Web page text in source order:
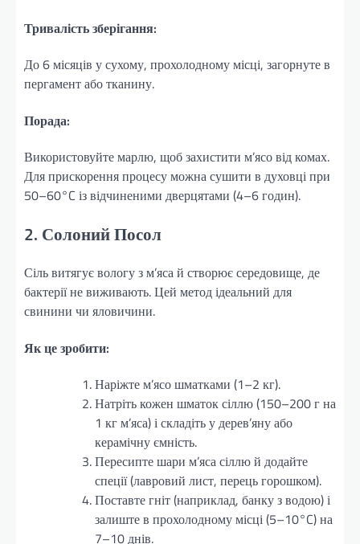
Тривалість зберігання:
До 6 місяців у сухому, прохолодному місці, загорнуте в
пергамент або тканину.
Порада:
Використовуйте марлю, щоб захистити м’ясо від комах.
Для прискорення процесу можна сушити в духовці при
50–60°C із відчиненими дверцятами (4–6 годин).
2. Солоний Посол
Сіль витягує вологу з м’яса й створює середовище, де
бактерії не виживають. Цей метод ідеальний для
свинини чи яловичини.
Як це зробити:
Наріжте м’ясо шматками (1–2 кг).
Натріть кожен шматок сіллю (150–200 г на
1 кг м’яса) і складіть у дерев’яну або
керамічну ємність.
Пересипте шари м’яса сіллю й додайте
спеції (лавровий лист, перець горошком).
Поставте гніт (наприклад, банку з водою) і
залиште в прохолодному місці (5–10°C) на
7–10 днів.